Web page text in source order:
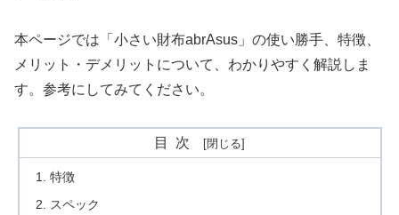
本ページでは「小さい財布abrAsus」の使い勝手、特徴、
メリット・デメリットについて、わかりやすく解説しま
す。参考にしてみてください。
目次
特徴
スペック